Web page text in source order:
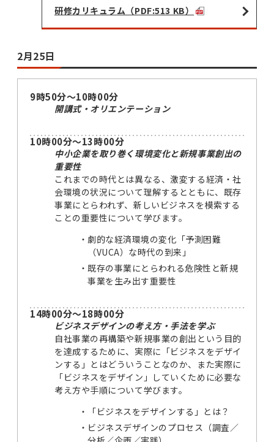
研修カリキュラム（PDF:513 KB）
2月25日
9時50分～10時00分
開講式・オリエンテーション
10時00分～13時00分
中小企業を取り巻く環境変化と新規事業創出の
重要性
これまでの時代とは異なる、激変する経済・社
会環境の状況について理解するとともに、既存
事業にとらわれず、新しいビジネスを模索する
ことの重要性について学びます。
劇的な経済環境の変化「予測困難
（VUCA）な時代の到来」
既存の事業にとらわれる危険性と新規
事業を生み出す重要性
14時00分～18時00分
ビジネスデザインの考え方・手法を学ぶ
自社事業の再構築や新規事業の創出という目的
を達成するために、実際に「ビジネスをデザイ
ンする」とはどういうことなのか、また実際に
「ビジネスをデザイン」していくために必要な
考え方や手順について学びます。
「ビジネスをデザインする」とは？
ビジネスデザインのプロセス（調査／